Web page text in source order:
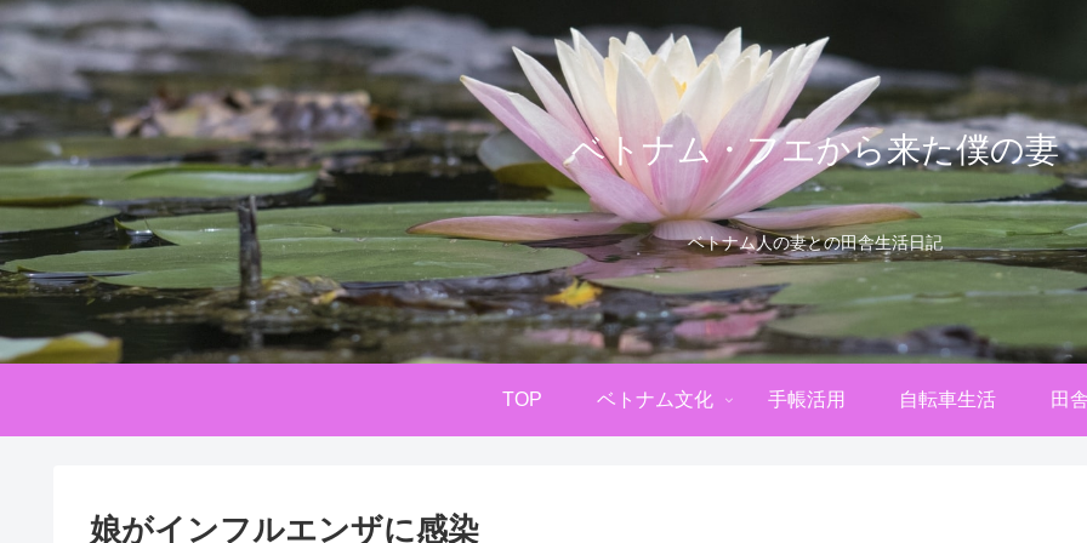
ベトナム・フエから来た僕の妻
ベトナム人の妻との田舎生活日記
TOP ベトナム文化 手帳活用 自転車生活 田
娘がインフルエンザに感染